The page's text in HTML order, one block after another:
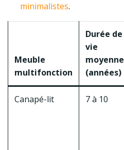
minimalistes.
Meuble
multifonction
Durée de
vie
moyenne
(années)
Canapé-lit 7 à 10